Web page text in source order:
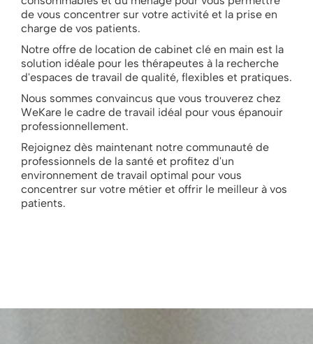
de vous concentrer sur votre activité et la prise en
charge de vos patients.
Notre offre de location de cabinet clé en main est la
solution idéale pour les thérapeutes à la recherche
d'espaces de travail de qualité, flexibles et pratiques.
Nous sommes convaincus que vous trouverez chez
WeKare le cadre de travail idéal pour vous épanouir
professionnellement.
Rejoignez dès maintenant notre communauté de
professionnels de la santé et profitez d'un
environnement de travail optimal pour vous
concentrer sur votre métier et offrir le meilleur à vos
patients.